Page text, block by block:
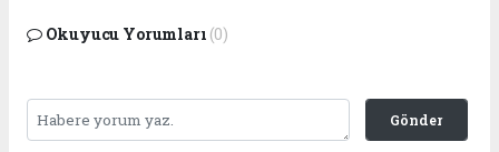
Okuyucu Yorumları (0)
Gönder